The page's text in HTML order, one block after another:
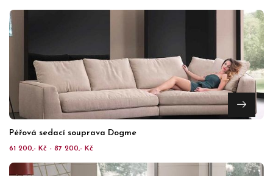
Péřová sedací souprava Dogme
61 200,- Kč - 87 200,- Kč